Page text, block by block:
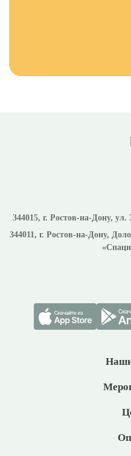
344015, г. Ростов-на-Дону, ул.
344011, г. Ростов-на-Дону,